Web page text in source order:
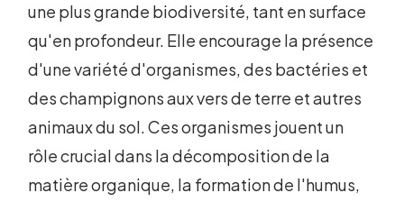
une plus grande biodiversité, tant en surface
qu'en profondeur. Elle encourage la présence
d'une variété d'organismes, des bactéries et
des champignons aux vers de terre et autres
animaux du sol. Ces organismes jouent un
rôle crucial dans la décomposition de la
matière organique, la formation de l'humus,